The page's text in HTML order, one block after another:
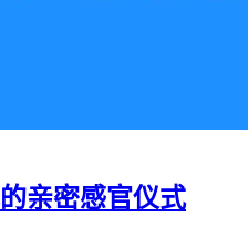
亲密感官仪式